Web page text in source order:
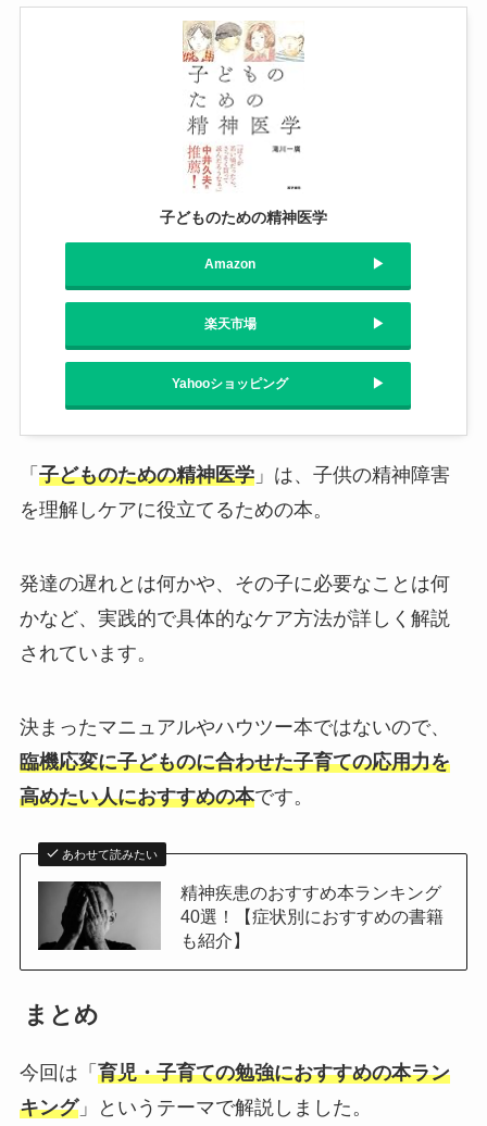
子どものための精神医学
Amazon
楽天市場
Yahooショッピング
「 子どものための精神医学」は、子供の精神障害
を理解しケアに役立てるための本。
発達の遅れとは何かや、その子に必要なことは何
かなど、実践的で具体的なケア方法が詳しく解説
されています。
決まったマニュアルやハウツー本ではないので、
臨機応変に子どものに合わせた子育ての応用力を
高めたい人におすすめの本です。
あわせて読みたい
精神疾患のおすすめ本ランキング
40選！【症状別におすすめの書籍
も紹介】
まとめ
今回は「 育児・子育ての勉強におすすめの本ラン
キング」というテーマで解説しました。